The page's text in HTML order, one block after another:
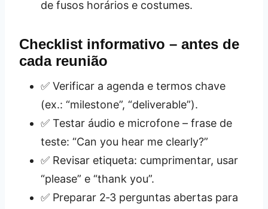
de fusos horários e costumes.
Checklist informativo – antes de
cada reunião
✅ Verificar a agenda e termos chave
(ex.: “milestone”, “deliverable”).
✅ Testar áudio e microfone – frase de
teste: “Can you hear me clearly?”
✅ Revisar etiqueta: cumprimentar, usar
“please” e “thank you”.
✅ Preparar 2‑3 perguntas abertas para